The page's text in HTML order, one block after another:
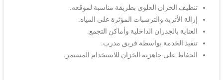
تنظيف الخزان العلوي بطريقة مناسبة لموقعه.
إزالة الأتربة والترسبات المؤثرة على المياه.
العناية بالجدران الداخلية وأماكن التجمع.
تنفيذ الخدمة بواسطة فريق مدرب.
الحفاظ على جاهزية الخزان للاستخدام المستمر.